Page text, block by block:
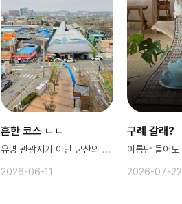
흔한 코스 ㄴㄴ
유명 관광지가 아닌 군산의 공간들✨
2026-06-11
구례 갈래?
2026-07-22